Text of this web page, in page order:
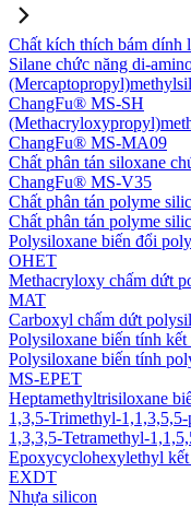
Chất kích thích bám dính
Silane chức năng di-
ChangFu® MS-SH
ChangFu® MS-MA09
Chất phân tán siloxane
ChangFu® MS-V35
Chất phân tán polyme
Chất phân tán polyme
Polysiloxane biến đổi
OHET
Methacryloxy chấm dứt
MAT
Carboxyl chấm dứt
Polysiloxane biến tính
Polysiloxane biến tính
MS-EPET
Heptamethyltrisiloxane
1,3,5-Trimethyl-
1,3,3,5-Tetramethyl-
Epoxycyclohexylethyl
EXDT
Nhựa silicon